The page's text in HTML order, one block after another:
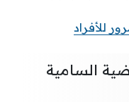
للأفراد
السامية